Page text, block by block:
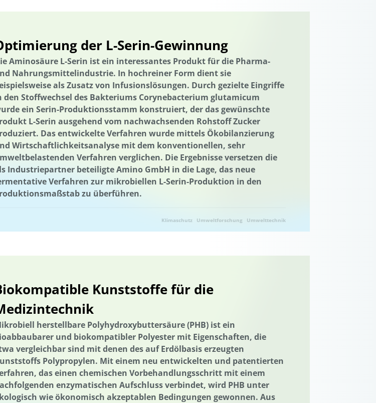
Projektbeispiel
Förderung der Vielfalt der Kulturlandschaft
Schutz national wertvoller Kulturgüter Qualifizierung
Qualifikation
Recycling
Reduzierung von Nahrungsmittelverlusten
Nahrungsmittelverlusten
Regionale Wertschöpfung
Regionale Wertschöpfung
Erneuerbare Energien Resilienz Resilienz
Ressourcenschonung
Ressourcenbewirtschaftung Ressourcennutzung
Ressourcenbewirtschaftung
Ressourcennutzung Ressourcenschonung
Rheinland-Pfalz
Saarland Sachsen Sachsen-Anhalt Saisonalität
Schleswig-Holstein
Schutz national wertvoller Kulturgüter
Start-up
Storytelling Storytelling
Strategie zur Sicherung und Bewahrung
Gebäudevolumina
Trinkwasserversorgung Ukraine
Ukraine
Umweltkommunikation
Vermeidung von Lebensmittelverlusten
Vernetzung
Wärmeenergie Wärmeversorgung Wasser/Gewässer
Wasseraufbereitung
Valorisierung organischer Reststoffe; Partizipation und Wissenstransfer
Wasserverfügbarkeit Wasserversorgung Wasserwirtschaft
Abwärme
Abwasser Wasserverfügbarkeit Wasserwirtschaft
Wasserressourcen
der L-Serin-Gewinnung
Aminosäure L-Serin ist ein interessantes Produkt für die Pharma-
Nahrungsmittelindustrie. In hochreiner Form dient sie
als Zusatz von Infusionslösungen. Durch gezielte Eingriffe
den Stoffwechsel des Bakteriums Corynebacterium glutamicum
ein Serin-Produktionsstamm konstruiert, der das gewünschte
L-Serin ausgehend vom nachwachsenden Rohstoff Zucker
Das entwickelte Verfahren wurde mittels Ökobilanzierung
Wirtschaftlichkeitsanalyse mit dem konventionellen, sehr
Verfahren verglichen. Die Ergebnisse versetzen die
Industriepartner beteiligte Amino GmbH in die Lage, das neue
Verfahren zur mikrobiellen L-Serin-Produktion in den
zu überführen.
Klimaschutz Umweltforschung Umwelttechnik
Kunststoffe für die
herstellbare Polyhydroxybuttersäure (PHB) ist ein
und biokompatibler Polyester mit Eigenschaften, die
vergleichbar sind mit denen des auf Erdölbasis erzeugten
Polypropylen. Mit einem neu entwickelten und patentierten
das einen chemischen Vorbehandlungsschritt mit einem
enzymatischen Aufschluss verbindet, wird PHB unter
wie ökonomisch akzeptablen Bedingungen gewonnen. Aus